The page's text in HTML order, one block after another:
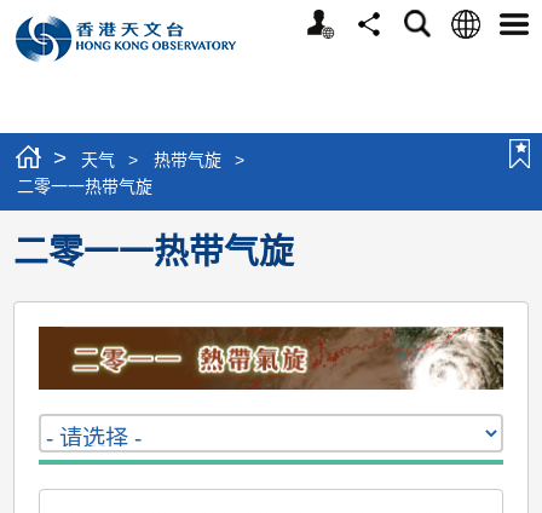
个
分
搜
语
选
> 天气 > 热带气旋
>
二零一一热带气旋
二零一一热带气旋